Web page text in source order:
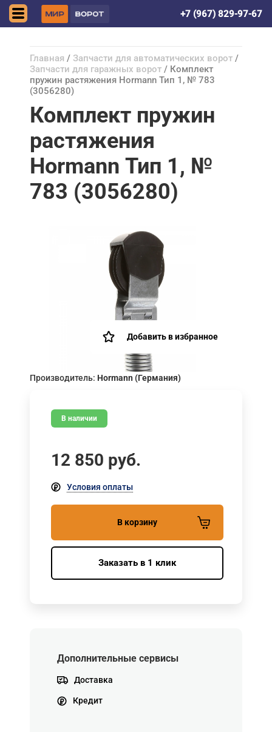
+7 (967) 829-97-67
Главная / Запчасти для автоматических ворот /
Запчасти для гаражных ворот / Комплект
пружин растяжения Hormann Тип 1, № 783
(3056280)
Комплект пружин
растяжения
Hormann Тип 1, №
783 (3056280)
Добавить в избранное
Производитель: Hormann (Германия)
В наличии
12 850 руб.
Условия оплаты
В корзину
Заказать в 1 клик
Дополнительные сервисы
Доставка
Кредит